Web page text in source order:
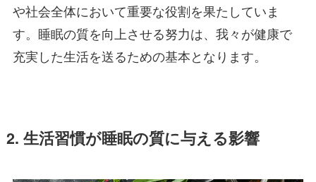
や社会全体において重要な役割を果たしていま
す。睡眠の質を向上させる努力は、我々が健康で
充実した生活を送るための基本となります。
2. 生活習慣が睡眠の質に与える影響